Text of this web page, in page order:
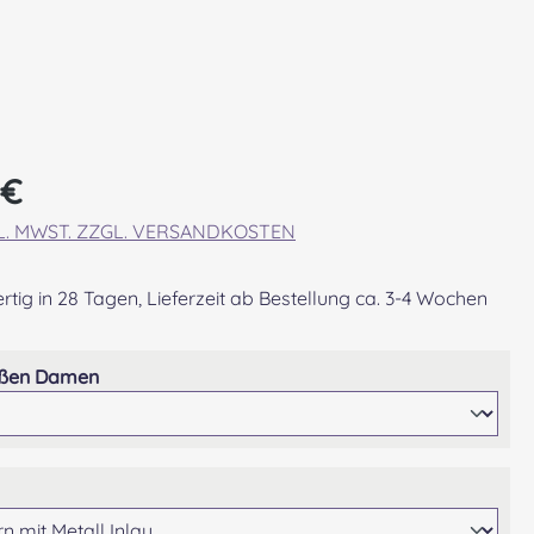
MWST. ZZGL. VERSANDKOSTEN
in 28 Tagen, Lieferzeit ab Bestellung ca. 3-4 Wochen
Damenauswählen